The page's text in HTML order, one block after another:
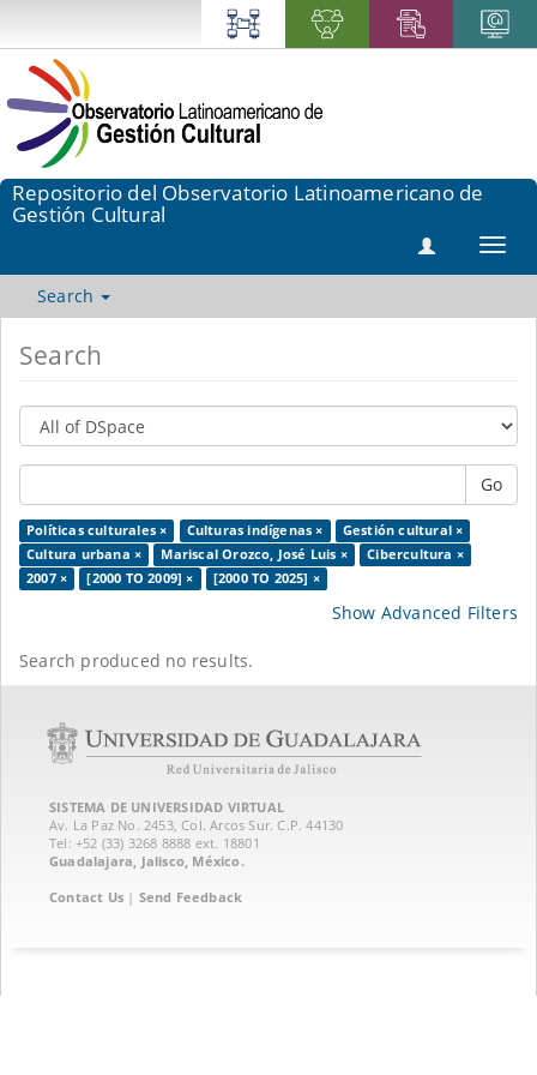
Repositorio del Observatorio Latinoamericano de
Gestión Cultural
Search
Search
Go
Políticas culturales × Culturas indígenas ×
Gestión cultural ×
Cultura urbana ×
Mariscal Orozco, José Luis ×
Cibercultura ×
2007 ×
[2000 TO 2009] × [2000 TO 2025] ×
Show Advanced Filters
Search produced no results.
SISTEMA DE UNIVERSIDAD VIRTUAL
Av. La Paz No. 2453, Col. Arcos Sur. C.P. 44130
Tel: +52 (33) 3268 8888‏ ext. 18801
Guadalajara, Jalisco, México.
Contact Us | Send Feedback